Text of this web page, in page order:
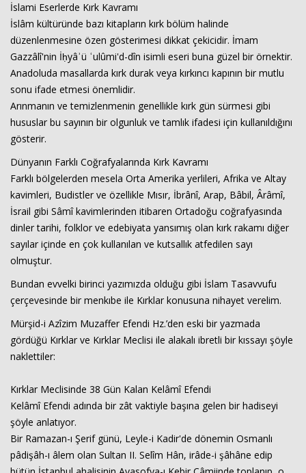
İslami Eserlerde Kırk Kavramı
İslâm kültüründe bazı kitapların kırk bölüm halinde
düzenlenmesine özen gösterimesi dikkat çekicidir. İmam
Gazzâlî'nin İḥyâʾü ʿulûmi'd-dîn isimli eseri buna güzel bir örnektir.
Anadoluda masallarda kırk durak veya kırkıncı kapının bir mutlu
sonu ifade etmesi önemlidir.
Arınmanın ve temizlenmenin genellikle kırk gün sürmesi gibi
hususlar bu sayının bir olgunluk ve tamlık ifadesi için kullanıldığını
gösterir.
Dünyanın Farklı Coğrafyalarında Kırk Kavramı
Farklı bölgelerden mesela Orta Amerika yerlileri, Afrika ve Altay
kavimleri, Budistler ve özellikle Mısır, İbrânî, Arap, Bâbil, Ârâmî,
İsrail gibi Sâmî kavimlerinden itibaren Ortadoğu coğrafyasında
dinler tarihi, folklor ve edebiyata yansımış olan kırk rakamı diğer
sayılar içinde en çok kullanılan ve kutsallık atfedilen sayı
olmuştur.
Bundan evvelki birinci yazımızda olduğu gibi İslam Tasavvufu
çerçevesinde bir menkıbe ile Kırklar konusuna nihayet verelim.
Mürşid-i Azîzim Muzaffer Efendi Hz.’den eski bir yazmada
gördüğü Kırklar ve Kırklar Meclisi ile alakalı ibretli bir kıssayı şöyle
naklettiler:
Kırklar Meclisinde 38 Gün Kalan Kelâmî Efendi
Kelâmî Efendi adında bir zât vaktiyle başına gelen bir hadiseyi
şöyle anlatıyor.
Bir Ramazan-ı Şerif günü, Leyle-i Kadir'de dönemin Osmanlı
pâdişâh-ı âlem olan Sultan II. Selîm Hân, irâde-i şâhâne edip